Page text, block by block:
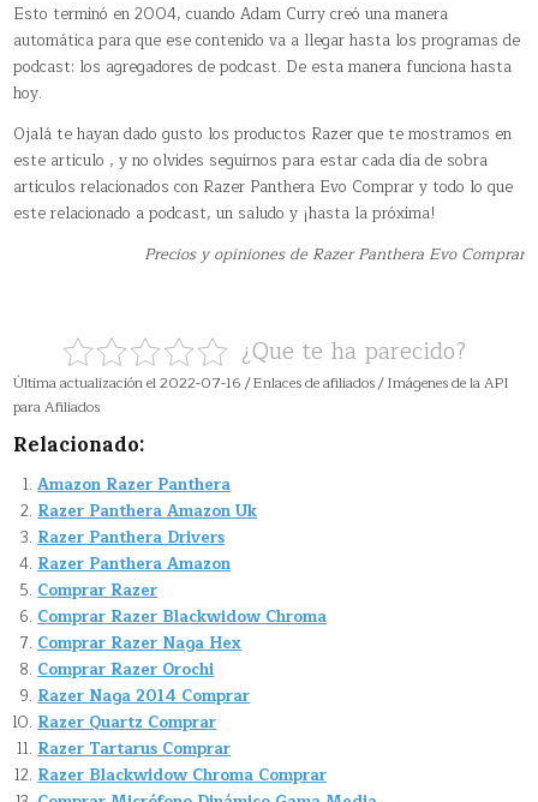
Esto terminó en 2004, cuando Adam Curry creó una manera
automática para que ese contenido va a llegar hasta los programas de
podcast: los agregadores de podcast. De esta manera funciona hasta
hoy.
Ojalá te hayan dado gusto los productos Razer que te mostramos en
este articulo , y no olvides seguirnos para estar cada día de sobra
artículos relacionados con Razer Panthera Evo Comprar y todo lo que
este relacionado a podcast, un saludo y ¡hasta la próxima!
Precios y opiniones de Razer Panthera Evo Comprar
¿Que te ha parecido?
Última actualización el 2022-07-16 / Enlaces de afiliados / Imágenes de la API
para Afiliados
Relacionado:
Amazon Razer Panthera
Razer Panthera Amazon Uk
Razer Panthera Drivers
Razer Panthera Amazon
Comprar Razer
Comprar Razer Blackwidow Chroma
Comprar Razer Naga Hex
Comprar Razer Orochi
Razer Naga 2014 Comprar
Razer Quartz Comprar
Razer Tartarus Comprar
Razer Blackwidow Chroma Comprar